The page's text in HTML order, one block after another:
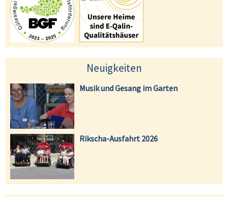
Neuigkeiten
Musik und Gesang im Garten
Rikscha-Ausfahrt 2026